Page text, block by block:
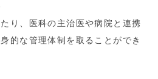
り、医科の主治医や病院と連携
的な管理体制を取ることができ